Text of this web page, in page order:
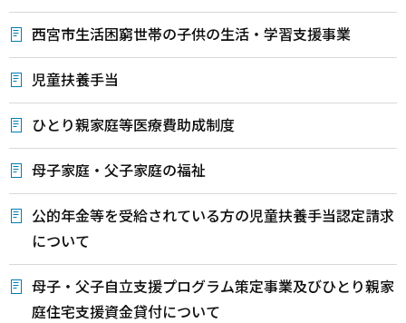
西宮市生活困窮世帯の子供の生活・学習支援事業
児童扶養手当
ひとり親家庭等医療費助成制度
母子家庭・父子家庭の福祉
公的年金等を受給されている方の児童扶養手当認定請求
について
母子・父子自立支援プログラム策定事業及びひとり親家
庭住宅支援資金貸付について